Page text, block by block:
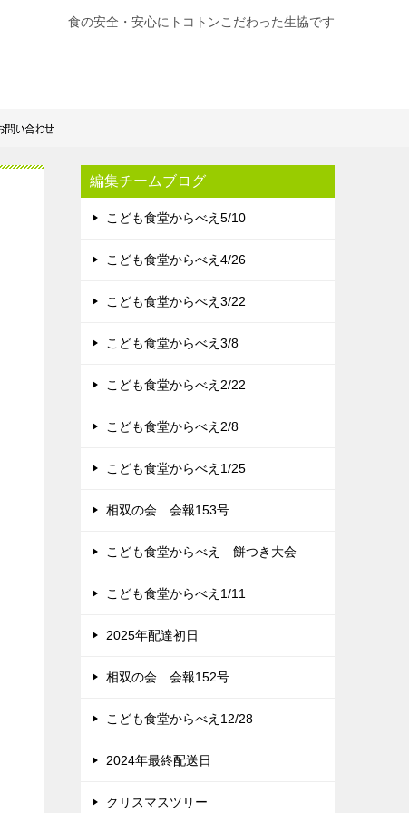
食の安全・安心にトコトンこだわった生協です
編集チームブログ
こども食堂からべえ5/10
こども食堂からべえ4/26
こども食堂からべえ3/22
こども食堂からべえ3/8
こども食堂からべえ2/22
こども食堂からべえ2/8
こども食堂からべえ1/25
相双の会 会報153号
こども食堂からべえ 餅つき大会
こども食堂からべえ1/11
2025年配達初日
相双の会 会報152号
こども食堂からべえ12/28
2024年最終配送日
クリスマスツリー